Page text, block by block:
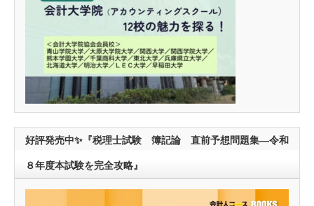
好評発売中✨『税理士試験 簿記論 直前予想問題集―令和
８年度本試験を完全攻略』